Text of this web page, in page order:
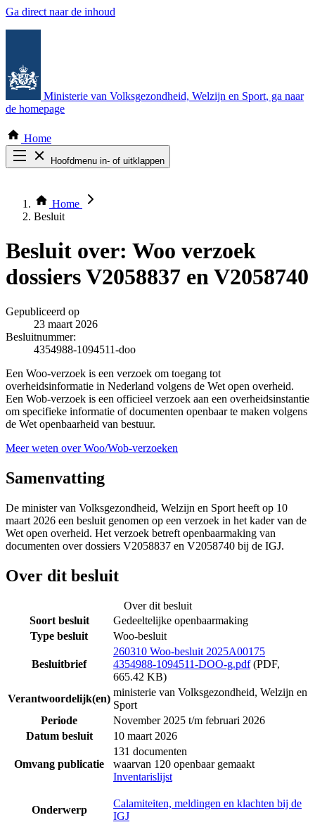
Ga direct naar de inhoud
Ministerie van Volksgezondheid, Welzijn en Sport, ga naar
de homepage
Home
Hoofdmenu in- of uitklappen
Thema COVID-19
Bekijk per bestuursorgaan
Home
Besluit
Besluit over: Woo verzoek
dossiers V2058837 en V2058740
Gepubliceerd op
23 maart 2026
Besluitnummer:
4354988-1094511-doo
Een Woo-verzoek is een verzoek om toegang tot
overheidsinformatie in Nederland volgens de Wet open overheid.
Een Wob-verzoek is een officieel verzoek aan een overheidsinstantie
om specifieke informatie of documenten openbaar te maken volgens
de Wet openbaarheid van bestuur.
Meer weten over Woo/Wob-verzoeken
Samenvatting
De minister van Volksgezondheid, Welzijn en Sport heeft op 10
maart 2026 een besluit genomen op een verzoek in het kader van de
Wet open overheid. Het verzoek betreft openbaarmaking van
documenten over dossiers V2058837 en V2058740 bij de IGJ.
Over dit besluit
Over dit besluit
Soort besluit
Gedeeltelijke openbaarmaking
Type besluit
Woo-besluit
Besluitbrief
260310 Woo-besluit 2025A00175
4354988-1094511-DOO-g.pdf(PDF,
665.42 KB)
Verantwoordelijk(en)
ministerie van Volksgezondheid, Welzijn en
Sport
Periode
November 2025 t/m februari 2026
Datum besluit
10 maart 2026
Omvang publicatie
131 documenten
waarvan 120 openbaar gemaakt
Inventarislijst
Onderwerp
Calamiteiten, meldingen en klachten bij de
IGJ